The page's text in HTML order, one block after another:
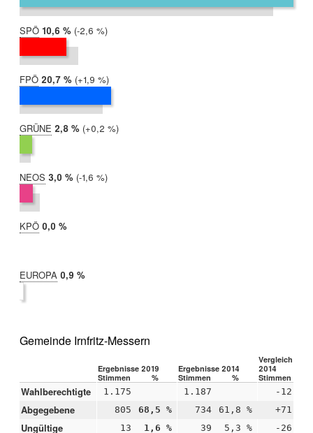
SPÖ 2019:
10,6 %
2014:
13,2 %
Differenz:
-2,6 %
FPÖ 2019:
20,7 %
2014:
18,8 %
Differenz:
+1,9 %
GRÜNE 2019:
2,8 %
2014:
2,6 %
Differenz:
+0,2 %
NEOS 2019:
3,0 %
2014:
4,6 %
Differenz:
-1,6 %
KPÖ 2019:
0,0 %
EUROPA 2019:
0,9 %
Gemeinde Irnfritz-Messern
Ergebnisse 2019 Ergebnisse 2014
Vergleich
2014
Stimmen
% Stimmen % Stimmen
Wahlberechtigte 1.175 1.187 -12
Abgegebene 805 68,5 % 734 61,8 % +71
Ungültige 13 1,6 % 39 5,3 % -26